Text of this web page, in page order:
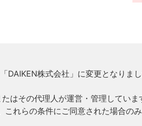
株式会社」に変更となりまし
はその代理人が運営・管理していま
れらの条件にご同意された場合のみ